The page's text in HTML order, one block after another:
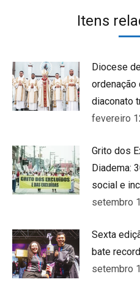
Itens
Diocese
diaconato
fevereiro
Grito dos
Diadema:
social e
setembro
Sexta
bate
setembro